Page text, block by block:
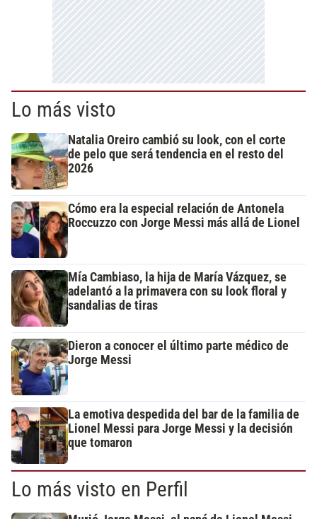
Lo más visto
Natalia Oreiro cambió su look, con el corte
de pelo que será tendencia en el resto del
2026
Cómo era la especial relación de Antonela
Roccuzzo con Jorge Messi más allá de Lionel
Mía Cambiaso, la hija de María Vázquez, se
adelantó a la primavera con su look floral y
sandalias de tiras
Dieron a conocer el último parte médico de
Jorge Messi
La emotiva despedida del bar de la familia de
Lionel Messi para Jorge Messi y la decisión
que tomaron
Lo más visto en Perfil